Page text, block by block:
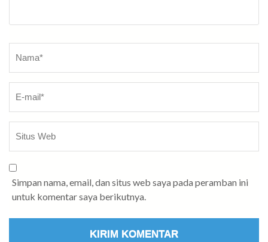
Simpan nama, email, dan situs web saya pada peramban ini
untuk komentar saya berikutnya.